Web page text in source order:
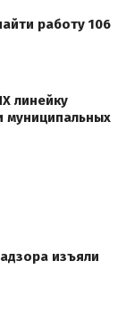
работу 106
линейку
муниципальных
изъяли